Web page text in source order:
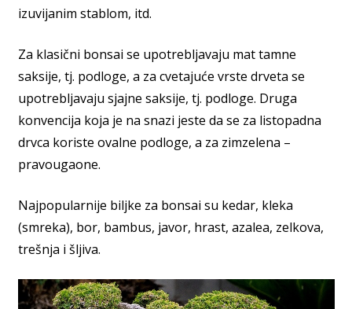
izuvijanim stablom, itd.
Za klasični bonsai se upotrebljavaju mat tamne
saksije, tj. podloge, a za cvetajuće vrste drveta se
upotrebljavaju sjajne saksije, tj. podloge. Druga
konvencija koja je na snazi jeste da se za listopadna
drvca koriste ovalne podloge, a za zimzelena –
pravougaone.
Najpopularnije biljke za bonsai su kedar, kleka
(smreka), bor, bambus, javor, hrast, azalea, zelkova,
trešnja i šljiva.